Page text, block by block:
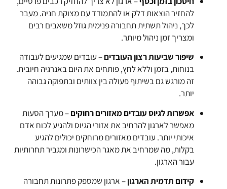
להחזיר הוצאות דלק או להתמודד עם מצוקת חניה. מעבר
לכך, ניהול תשתית תחבורה פנימית גוזל משאבים רבים
ומצריך זמן ניהול מיותר.
שיפור שביעות רצון העובדים– עובדים שמגיעים לעבודה
בנוחות, בזמן וללא לחץ, פותחים את היום באנרגיה חיובית.
זה מורגש גם בשיתוף פעולה בין צוותים ובתפוקה גבוהה
יותר.
אפשרות לגיוס עובדים מאזורים רחוקים– מערך הסעות
מאפשר לארגון להרחיב את אזורי הגיוס ולהגיע לכוח אדם
איכותי יותר. עובדים מאזורים מרוחקים יכולים להגיע
בקלות, מה שמרחיב את מאגר הכישרונות ומגביר תחרותיות
עבור הארגון.
קידום תדמית הארגון– ארגון שמספק פתרונות תחבורה